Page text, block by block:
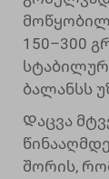
150–300
ბალანსს
Დაცვა
შორის,